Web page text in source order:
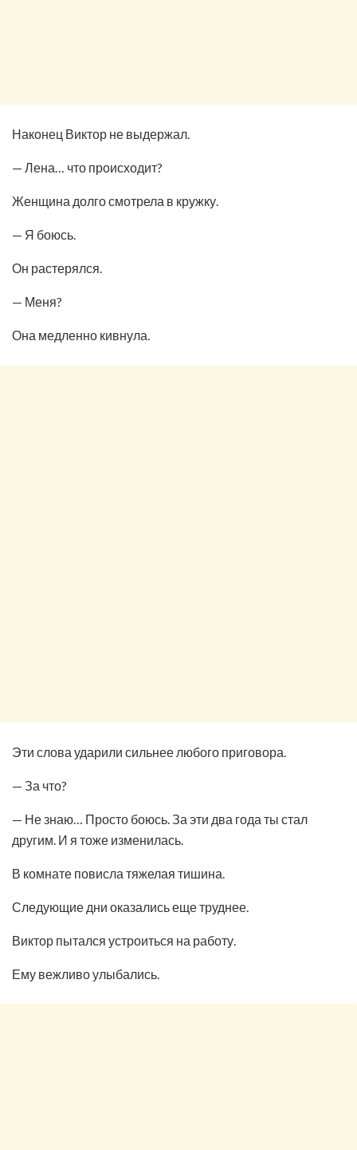
Наконец Виктор не выдержал.
— Лена… что происходит?
Женщина долго смотрела в кружку.
— Я боюсь.
Он растерялся.
— Меня?
Она медленно кивнула.
Эти слова ударили сильнее любого приговора.
— За что?
— Не знаю… Просто боюсь. За эти два года ты стал
другим. И я тоже изменилась.
В комнате повисла тяжелая тишина.
Следующие дни оказались еще труднее.
Виктор пытался устроиться на работу.
Ему вежливо улыбались.